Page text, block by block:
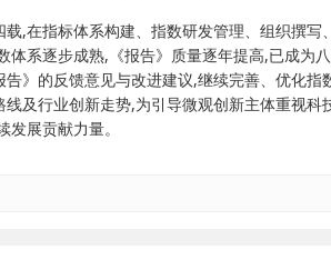
,在指标体系构建、指数研发管理、组织撰写
系逐步成熟,《报告》质量逐年提高,已成为
》的反馈意见与改进建议,继续完善、优化指
及行业创新走势,为引导微观创新主体重视科
展贡献力量。